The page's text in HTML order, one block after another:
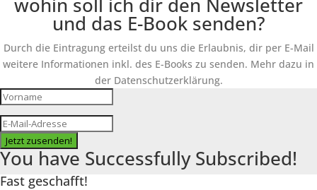
und das E-Book senden?
Durch die Eintragung erteilst du uns die Erlaubnis, dir per E-Mail
weitere Informationen inkl. des E-Books zu senden. Mehr dazu in
der Datenschutzerklärung.
Jetzt zusenden!
You have Successfully Subscribed!
Fast geschafft!